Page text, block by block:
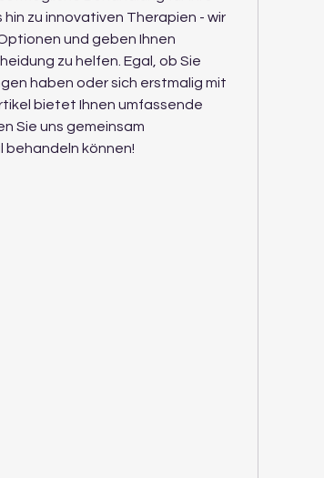
zu innovativen Therapien - wir
und geben Ihnen
zu helfen. Egal, ob Sie
haben oder sich erstmalig mit
bietet Ihnen umfassende
Sie uns gemeinsam
behandeln können!